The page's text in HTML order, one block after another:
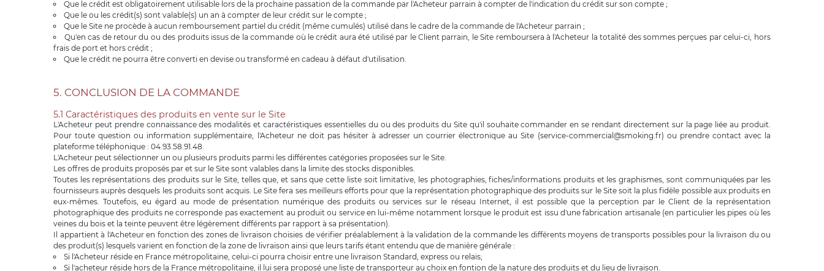
Que le crédit est obligatoirement utilisable lors de la prochaine passation de la commande par l'Acheteur parrain à compter de l'indication du crédit sur son compte ;
Que le ou les crédit(s) sont valable(s) un an à compter de leur crédit sur le compte ;
Que le Site ne procède à aucun remboursement partiel du crédit (même cumulés) utilisé dans le cadre de la commande de l'Acheteur parrain ;
Qu'en cas de retour du ou des produits issus de la commande où le crédit aura été utilisé par le Client parrain, le Site remboursera à l'Acheteur la totalité des sommes perçues par celui-ci, hors
frais de port et hors crédit ;
Que le crédit ne pourra être converti en devise ou transformé en cadeau à défaut d'utilisation.
5. CONCLUSION DE LA COMMANDE
5.1 Caractéristiques des produits en vente sur le Site
L'Acheteur peut prendre connaissance des modalités et caractéristiques essentielles du ou des produits du Site qu'il souhaite commander en se rendant directement sur la page liée au produit.
Pour toute question ou information supplémentaire, l'Acheteur ne doit pas hésiter à adresser un courrier électronique au Site (service-commercial@smoking.fr) ou prendre contact avec la
plateforme téléphonique : 04.93.58.91.48.
L'Acheteur peut sélectionner un ou plusieurs produits parmi les différentes catégories proposées sur le Site.
Les offres de produits proposés par et sur le Site sont valables dans la limite des stocks disponibles.
Toutes les représentations des produits sur le Site, telles que, et sans que cette liste soit limitative, les photographies, fiches/informations produits et les graphismes, sont communiquées par les
fournisseurs auprès desquels les produits sont acquis. Le Site fera ses meilleurs efforts pour que la représentation photographique des produits sur le Site soit la plus fidèle possible aux produits en
eux-mêmes. Toutefois, eu égard au mode de présentation numérique des produits ou services sur le réseau Internet, il est possible que la perception par le Client de la représentation
photographique des produits ne corresponde pas exactement au produit ou service en lui-même notamment lorsque le produit est issu d'une fabrication artisanale (en particulier les pipes où les
veines du bois et la teinte peuvent être légèrement différents par rapport à sa présentation).
Il appartient à l'Acheteur en fonction des zones de livraison choisies de vérifier préalablement à la validation de la commande les différents moyens de transports possibles pour la livraison du ou
des produit(s) lesquels varient en fonction de la zone de livraison ainsi que leurs tarifs étant entendu que de manière générale :
Si l'Acheteur réside en France métropolitaine, celui-ci pourra choisir entre une livraison Standard, express ou relais;
Si l'acheteur réside hors de la France métropolitaine, il lui sera proposé une liste de transporteur au choix en fontion de la nature des produits et du lieu de livraison.